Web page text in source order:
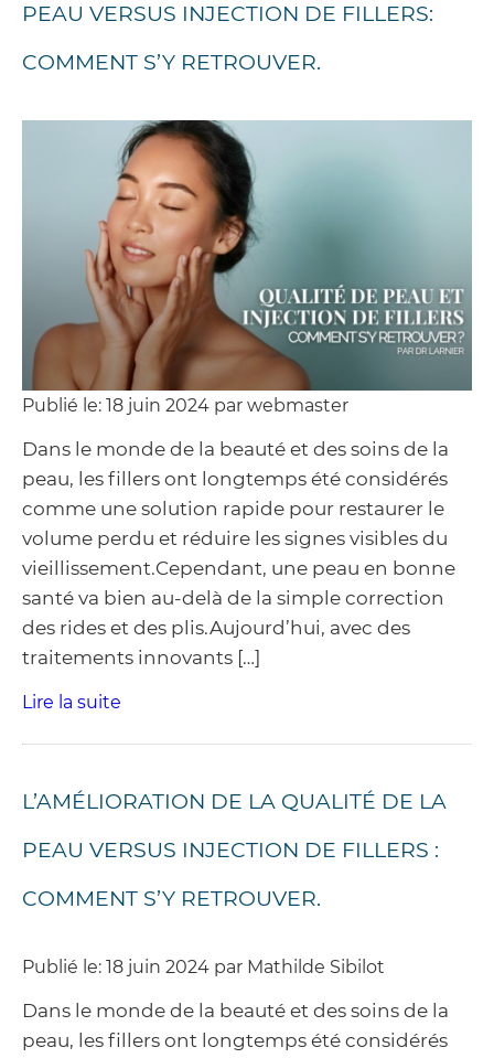
PEAU VERSUS INJECTION DE FILLERS:
COMMENT S’Y RETROUVER.
Publié le: 18 juin 2024 par webmaster
Dans le monde de la beauté et des soins de la
peau, les fillers ont longtemps été considérés
comme une solution rapide pour restaurer le
volume perdu et réduire les signes visibles du
vieillissement.Cependant, une peau en bonne
santé va bien au-delà de la simple correction
des rides et des plis.Aujourd’hui, avec des
traitements innovants […]
Lire la suite
L’AMÉLIORATION DE LA QUALITÉ DE LA
PEAU VERSUS INJECTION DE FILLERS :
COMMENT S’Y RETROUVER.
Publié le: 18 juin 2024 par Mathilde Sibilot
Dans le monde de la beauté et des soins de la
peau, les fillers ont longtemps été considérés